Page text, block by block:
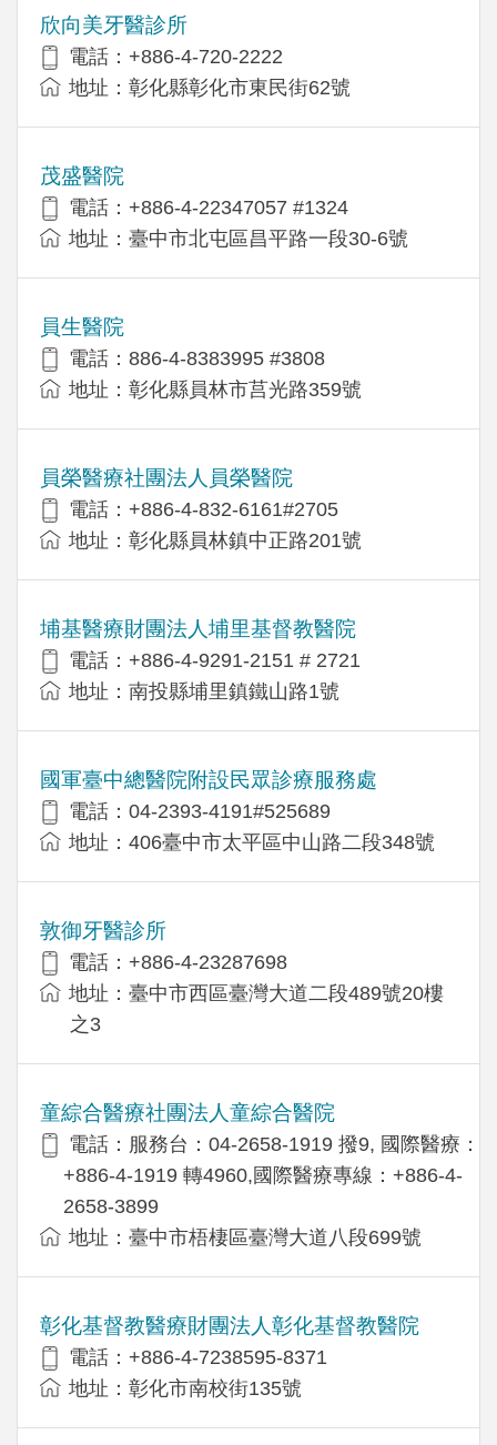
欣向美牙醫診所
電話：+886-4-720-2222
地址：彰化縣彰化市東民街62號
茂盛醫院
電話：+886-4-22347057 #1324
地址：臺中市北屯區昌平路一段30-6號
員生醫院
電話：886-4-8383995 #3808
地址：彰化縣員林市莒光路359號
員榮醫療社團法人員榮醫院
電話：+886-4-832-6161#2705
地址：彰化縣員林鎮中正路201號
埔基醫療財團法人埔里基督教醫院
電話：+886-4-9291-2151 # 2721
地址：南投縣埔里鎮鐵山路1號
國軍臺中總醫院附設民眾診療服務處
電話：04-2393-4191#525689
地址：406臺中市太平區中山路二段348號
敦御牙醫診所
電話：+886-4-23287698
地址：臺中市西區臺灣大道二段489號20樓
之3
童綜合醫療社團法人童綜合醫院
電話：服務台：04-2658-1919 撥9, 國際醫療：
+886-4-1919 轉4960,國際醫療專線：+886-4-
2658-3899
地址：臺中市梧棲區臺灣大道八段699號
彰化基督教醫療財團法人彰化基督教醫院
電話：+886-4-7238595-8371
地址：彰化市南校街135號